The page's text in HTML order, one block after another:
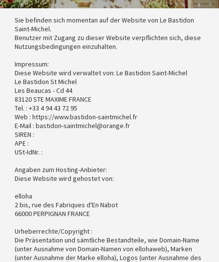
Sie befinden sich momentan auf der Website von Le Bastidon
Saint-Michel.
Benutzer mit Zugang zu dieser Website verpflichten sich, diese
Nutzungsbedingungen einzuhalten.
Impressum:
Diese Website wird verwaltet von: Le Bastidon Saint-Michel
Le Bastidon St Michel
Les Beaucas - Cd 44
83120 STE MAXIME FRANCE
Tel. : +33 4 94 43 72 95
Web : https://www.bastidon-saintmichel.fr
E-Mail : bastidon-saintmichel@orange.fr
SIREN :
APE :
USt-IdNr. :
Angaben zum Hosting-Anbieter:
Diese Website wird gehostet von:
elloha
2 bis, rue des Fabriques d'En Nabot
66000 PERPIGNAN FRANCE
Urheberrechte/Copyright :
Die Präsentation und sämtliche Bestandteile, wie Domain-Name
(unter Ausnahme von Domain-Namen von ellohaweb), Marken
(unter Ausnahme der Marke elloha), Logos (unter Ausnahme des